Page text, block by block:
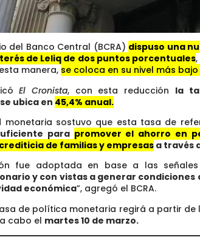
del Banco Central (BCRA) dispuso una
de Leliq de dos puntos porcentuales
manera, se coloca en su nivel más
El Cronista, con esta reducción la
ubica en 45,4% anual.
monetaria sostuvo que esta tasa de
para promover el ahorro en
de familias y empresas a través
fue adoptada en base a las
y con vistas a generar
económica”, agregó el BCRA.
de política monetaria regirá a partir de
cabo el martes 10 de marzo.